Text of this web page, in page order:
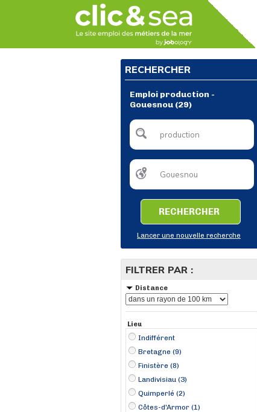
RECHERCHER
Emploi production -
Gouesnou (29)
RECHERCHER
Lancer une nouvelle recherche
FILTRER PAR :
Distance
Lieu
Indifférent
Bretagne (9)
Finistère (8)
Landivisiau (3)
Quimperlé (2)
Côtes-d'Armor (1)